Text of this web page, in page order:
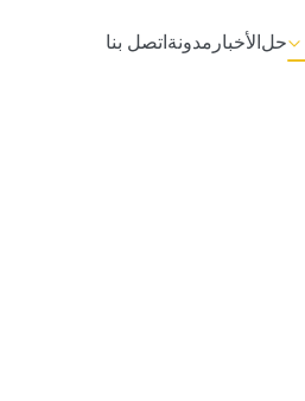
حلالأخبار مدونةاتصل بنا